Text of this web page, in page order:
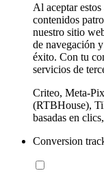
Al aceptar
contenidos
nuestro sitio
de navegación
éxito. Con tu
servicios de
Criteo, Meta-
(RTBHouse),
basadas en
Conversion